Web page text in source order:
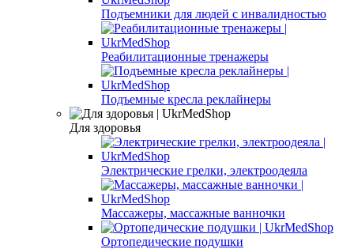
Подъемники для людей с инвалидностью
Реабилитационные тренажеры
Подъемные кресла реклайнеры
Для здоровья
Электрические грелки, электроодеяла
Массажеры, массажные ванночки
Ортопедические подушки